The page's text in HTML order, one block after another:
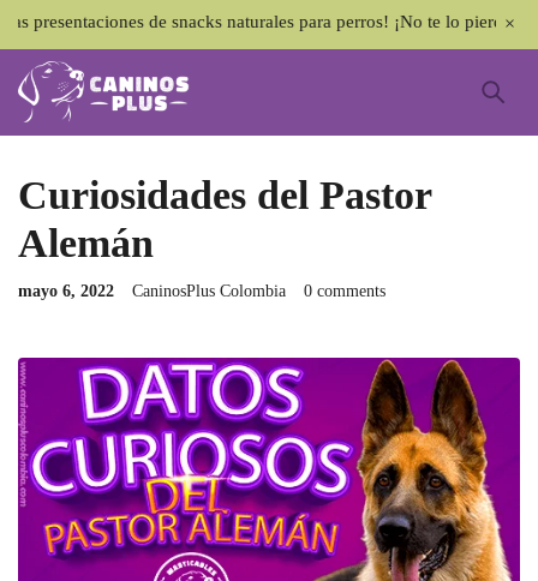
de snacks naturales para perros! ¡No te lo pierdas! 🐶✨
Curiosidades del Pastor
Alemán
mayo 6, 2022 CaninosPlus Colombia 0 comments